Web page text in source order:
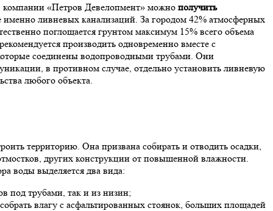
компании «Петров Девелопмент» можно получить
ливневых канализаций. За городом 42% атмосферных
поглощается грунтом максимум 15% всего объема
рекомендуется производить одновременно вместе с
соединены водопроводными трубами. Они
в противном случае, отдельно установить ливневую
любого объекта.
территорию. Она призвана собирать и отводить осадки,
других конструкции от повышенной влажности.
воды выделяется два вида:
под трубами, так и из низин;
влагу с асфальтированных стоянок, больших площадей